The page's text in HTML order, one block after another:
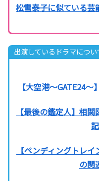
松雪泰子に似ている芸
出演しているドラマにつ
【大空港～GATE24
【最後の鑑定人】相
【ペンディングトレ
の関